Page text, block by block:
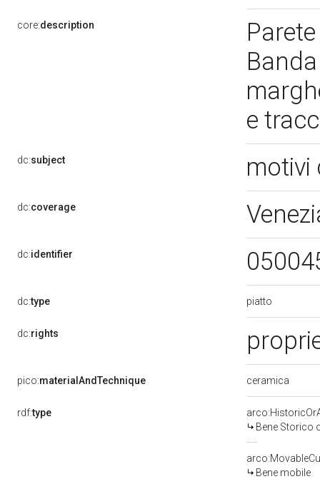
core:description
e
dc:subject motivi
dc:coverage
dc:identifier
dc:type piatto
dc:rights
pico:materialAndTechnique ceramica
rdf:type
Bene Storico
Bene mobile